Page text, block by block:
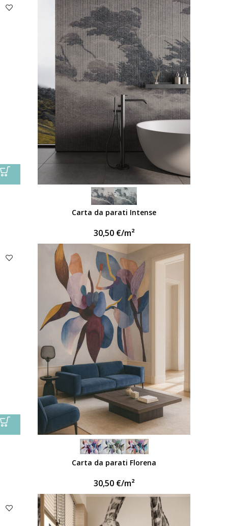
Carta da parati Intense
30,50 €/m²
Carta da parati Florena
30,50 €/m²